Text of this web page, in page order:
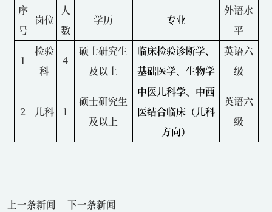
序
号
岗位
人
数
学历 专业
外语水
平
1
检验
科
4
硕士研究生
及以上
临床检验诊断学、
基础医学、生物学
英语六
级
2 儿科 1
硕士研究生
及以上
中医儿科学、中西
医结合临床（儿科
方向）
英语六
级
上一条新闻 下一条新闻